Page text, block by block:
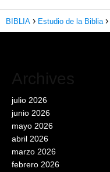
BIBLIA Estudio de la Biblia
Archives
julio 2026
junio 2026
mayo 2026
abril 2026
marzo 2026
febrero 2026